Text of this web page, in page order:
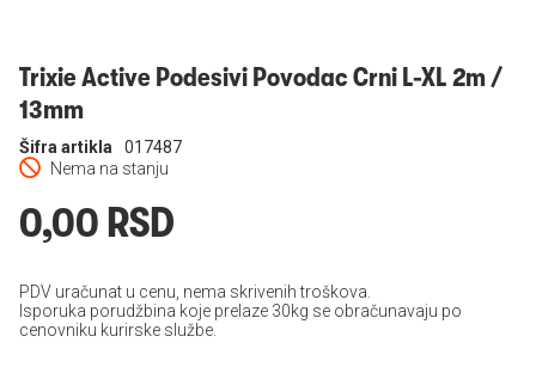
Trixie Active Podesivi Povodac Crni L-XL 2m /
13mm
Nema na stanju
Šifra artikla 017487
0,00 RSD
PDV uračunat u cenu, nema skrivenih troškova.
Isporuka porudžbina koje prelaze 30kg se obračunavaju po
cenovniku kurirske službe.